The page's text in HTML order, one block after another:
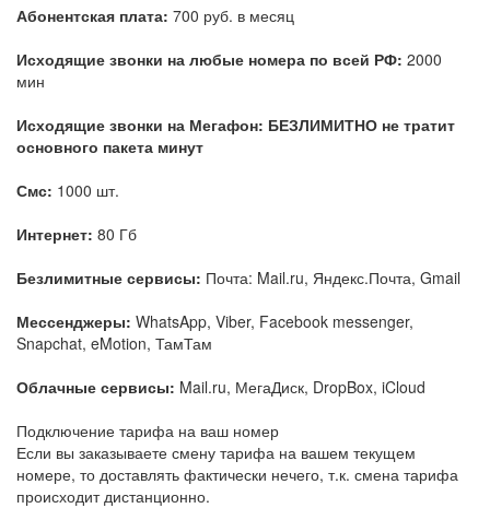
Абонентская плата: 700 руб. в месяц
Исходящие звонки на любые номера по всей РФ: 2000
мин
Исходящие звонки на Мегафон: БЕЗЛИМИТНО не тратит
основного пакета минут
Смс: 1000 шт.
Интернет: 80 Гб
Безлимитные сервисы: Почта: Mail.ru, Яндекс.Почта, Gmail
Мессенджеры: WhatsApp, Viber, Facebook messenger,
Snapchat, eMotion, ТамТам
Облачные сервисы: Mail.ru, МегаДиск, DropBox, iCloud
Подключение тарифа на ваш номер
Если вы заказываете смену тарифа на вашем текущем
номере, то доставлять фактически нечего, т.к. смена тарифа
происходит дистанционно.